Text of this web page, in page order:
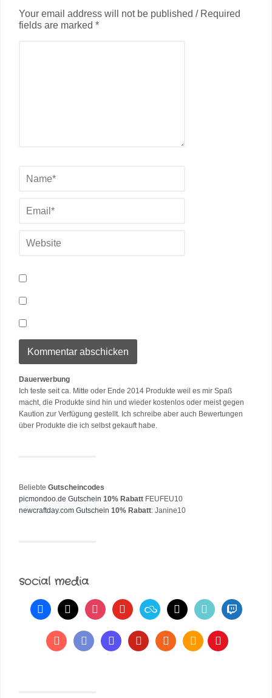
Your email address will not be published / Required
fields are marked *
Dauerwerbung
Ich teste seit ca. Mitte oder Ende 2014 Produkte weil es mir Spaß
macht, die Produkte sind hin und wieder kostenlos oder meist gegen
Kaution zur Verfügung gestellt. Ich schreibe aber auch Bewertungen
über Produkte die ich selbst gekauft habe.
Beliebte Gutscheincodes
picmondoo.de Gutschein 10% Rabatt FEUFEU10
newcraftday.com Gutschein 10% Rabatt: Janine10
social media